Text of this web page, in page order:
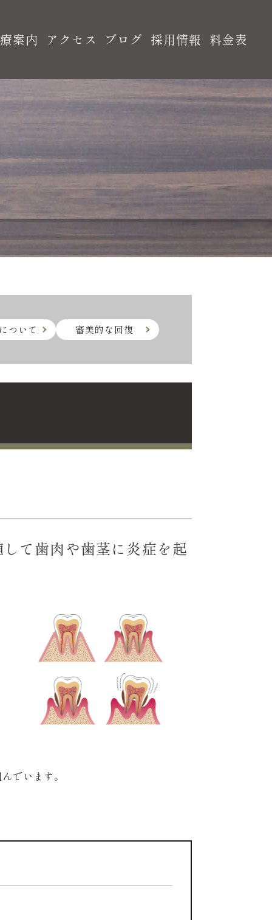
案内 アクセス ブログ 採用情報 料金表
ついて 審美的な回復
て歯肉や歯茎に炎症を起
でいます。